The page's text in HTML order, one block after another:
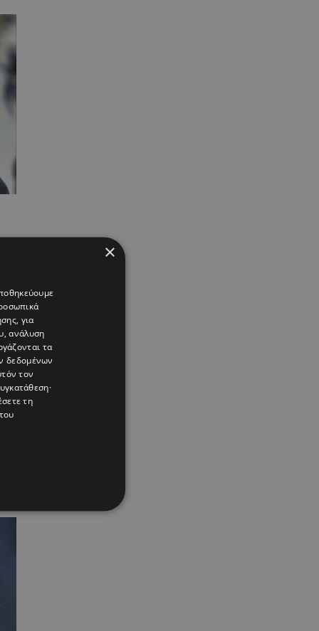
×
για
ανάλυση
τα
δεδομένων
τον
τη